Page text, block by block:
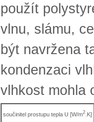
použít
vlnu, slámu,
být navržena
kondenzaci
vlhkost mohla
součinitel prostupu tepla U [W/m2 .K]